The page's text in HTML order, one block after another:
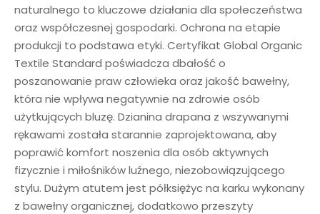
naturalnego to kluczowe działania dla społeczeństwa
oraz współczesnej gospodarki. Ochrona na etapie
produkcji to podstawa etyki. Certyfikat Global Organic
Textile Standard poświadcza dbałość o
poszanowanie praw człowieka oraz jakość bawełny,
która nie wpływa negatywnie na zdrowie osób
użytkujących bluzę. Dzianina drapana z wszywanymi
rękawami została starannie zaprojektowana, aby
poprawić komfort noszenia dla osób aktywnych
fizycznie i miłośników luźnego, niezobowiązującego
stylu. Dużym atutem jest półksiężyc na karku wykonany
z bawełny organicznej, dodatkowo przeszyty